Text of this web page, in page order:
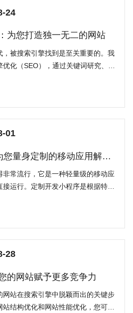
24
为您打造独一无二的网站
，被搜索引擎找到是至关重要的。我
化（SEO），通过关键词研究、优
01
量身定制的移动应用解决
非常流行，它是一种轻量级的移动应
运行。定制开发小程序是根据特定
开发小程序更加灵活、高效，并提
28
的网站赋予更多竞争力
网站在搜索引擎中脱颖而出的关键步
结构优化和网站性能优化，您可以